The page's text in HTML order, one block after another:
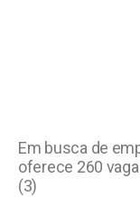
Em busca de
oferece 260
(3)